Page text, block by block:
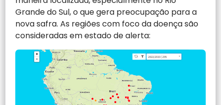
Grande do Sul, o que gera preocupação para a
nova safra. As regiões com foco da doença são
consideradas em estado de alerta: